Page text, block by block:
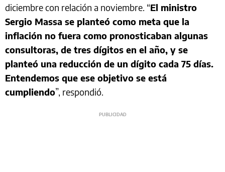
diciembre con relación a noviembre. “El ministro
Sergio Massa se planteó como meta que la
inflación no fuera como pronosticaban algunas
consultoras, de tres dígitos en el año, y se
planteó una reducción de un dígito cada 75 días.
Entendemos que ese objetivo se está
cumpliendo”, respondió.